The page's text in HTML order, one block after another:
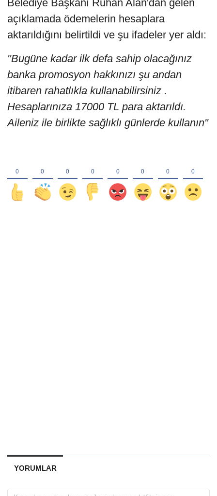
Belediye Başkanı Ruhan Alan'dan gelen
açıklamada ödemelerin hesaplara
aktarıldığını belirtildi ve şu ifadeler yer aldı:
"Bugüne kadar ilk defa sahip olacağınız
banka promosyon hakkınızı şu andan
itibaren rahatlıkla kullanabilirsiniz .
Hesaplarınıza 17000 TL para aktarıldı.
Aileniz ile birlikte sağlıklı günlerde kullanın"
YORUMLAR